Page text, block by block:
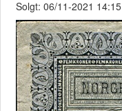
Solgt: 06/11-2021 14:15